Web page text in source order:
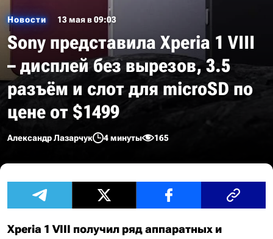
Новости 13 мая в 09:03
Sony представила Xperia 1 VIII
– дисплей без вырезов, 3.5
разъём и слот для microSD по
цене от $1499
Александр Лазарчук 4 минуты 165
Xperia 1 VIII получил ряд аппаратных и